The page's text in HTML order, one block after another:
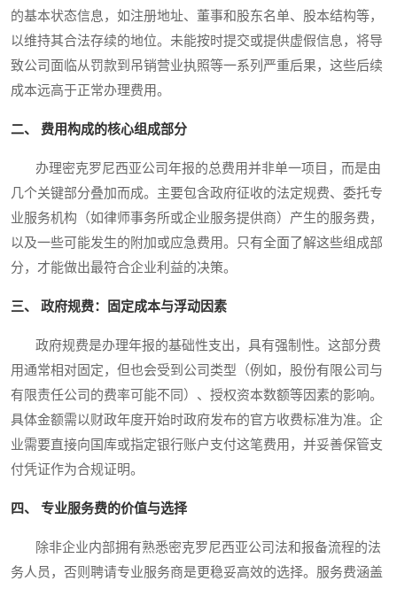
的基本状态信息，如注册地址、董事和股东名单、股本结构等，
以维持其合法存续的地位。未能按时提交或提供虚假信息，将导
致公司面临从罚款到吊销营业执照等一系列严重后果，这些后续
成本远高于正常办理费用。
二、 费用构成的核心组成部分
办理密克罗尼西亚公司年报的总费用并非单一项目，而是由
几个关键部分叠加而成。主要包含政府征收的法定规费、委托专
业服务机构（如律师事务所或企业服务提供商）产生的服务费，
以及一些可能发生的附加或应急费用。只有全面了解这些组成部
分，才能做出最符合企业利益的决策。
三、 政府规费：固定成本与浮动因素
政府规费是办理年报的基础性支出，具有强制性。这部分费
用通常相对固定，但也会受到公司类型（例如，股份有限公司与
有限责任公司的费率可能不同）、授权资本数额等因素的影响。
具体金额需以财政年度开始时政府发布的官方收费标准为准。企
业需要直接向国库或指定银行账户支付这笔费用，并妥善保管支
付凭证作为合规证明。
四、 专业服务费的价值与选择
除非企业内部拥有熟悉密克罗尼西亚公司法和报备流程的法
务人员，否则聘请专业服务商是更稳妥高效的选择。服务费涵盖